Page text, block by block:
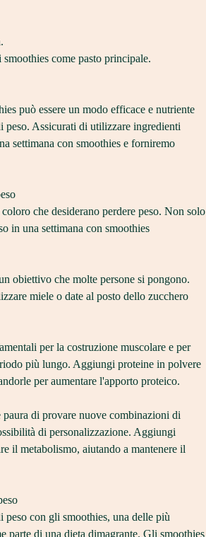
come pasto principale.
può essere un modo efficace e nutriente
Assicurati di utilizzare ingredienti
settimana con smoothies e forniremo
che desiderano perdere peso. Non solo
in una settimana con smoothies
obiettivo che molte persone si pongono.
miele o date al posto dello zucchero
per la costruzione muscolare e per
più lungo. Aggiungi proteine ​​in polvere
per aumentare l'apporto proteico.
di provare nuove combinazioni di
di personalizzazione. Aggiungi
il metabolismo, aiutando a mantenere il
con gli smoothies, una delle più
parte di una dieta dimagrante. Gli smoothies